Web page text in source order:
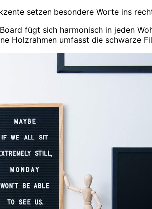
setzen besondere Worte ins
fügt sich harmonisch in jeden
Holzrahmen umfasst die schwarze